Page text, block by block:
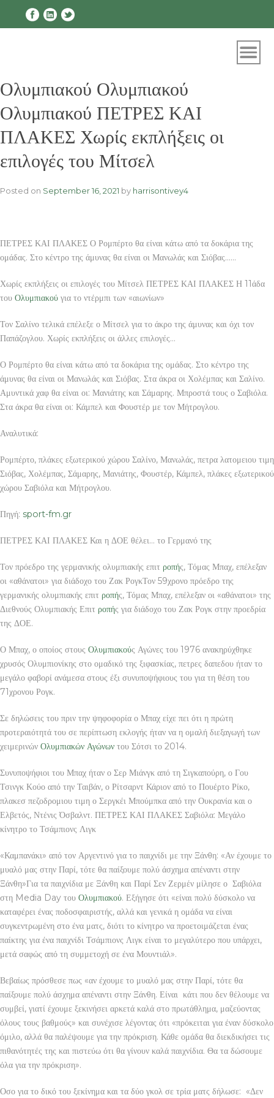
Ολυμπιακού Ολυμπιακού
Ολυμπιακού ΠΕΤΡΕΣ ΚΑΙ
ΠΛΑΚΕΣ Χωρίς εκπλήξεις οι
επιλογές του Μίτσελ
Posted on September 16, 2021 by harrisontivey4
ΠΕΤΡΕΣ ΚΑΙ ΠΛΑΚΕΣ Ο Ρομπέρτο θα είναι κάτω από τα δοκάρια της
ομάδας. Στο κέντρο της άμυνας θα είναι οι Μανωλάς και Σιόβας……
Χωρίς εκπλήξεις οι επιλογές του Μίτσελ ΠΕΤΡΕΣ ΚΑΙ ΠΛΑΚΕΣ Η 11άδα
του Ολυμπιακού για το ντέρμπι των «αιωνίων»
Τον Σαλίνο τελικά επέλεξε ο Μίτσελ για το άκρο της άμυνας και όχι τον
Παπάζογλου. Χωρίς εκπλήξεις οι άλλες επιλογές…
Ο Ρομπέρτο θα είναι κάτω από τα δοκάρια της ομάδας. Στο κέντρο της
άμυνας θα είναι οι Μανωλάς και Σιόβας. Στα άκρα οι Χολέμπας και Σαλίνο.
Αμυντικά χαφ θα είναι οι: Μανιάτης και Σάμαρης. Μπροστά τους ο Σαβιόλα.
Στα άκρα θα είναι οι: Κάμπελ και Φουστέρ με τον Μήτρογλου.
Αναλυτικά:
Ρομπέρτο, πλάκες εξωτερικού χώρου Σαλίνο, Μανωλάς, πετρα λατομειου τιμη
Σιόβας, Χολέμπας, Σάμαρης, Μανιάτης, Φουστέρ, Κάμπελ, πλάκες εξωτερικού
χώρου Σαβιόλα και Μήτρογλου.
Πηγή: sport-fm.gr
ΠΕΤΡΕΣ ΚΑΙ ΠΛΑΚΕΣ Και η ΔΟΕ θέλει… το Γερμανό της
Τον πρόεδρο της γερμανικής ολυμπιακής επιτ ροπής, Τόμας Μπαχ, επέλεξαν
οι «αθάνατοι» για διάδοχο του Ζακ ΡογκΤον 59χρονο πρόεδρο της
γερμανικής ολυμπιακής επιτ ροπής, Τόμας Μπαχ, επέλεξαν οι «αθάνατοι» της
Διεθνούς Ολυμπιακής Επιτ ροπής για διάδοχο του Ζακ Ρογκ στην προεδρία
της ΔΟΕ.
Ο Μπαχ, ο οποίος στους Ολυμπιακούς Αγώνες του 1976 ανακηρύχθηκε
χρυσός Ολυμπιονίκης στο ομαδικό της ξιφασκίας, πετρες δαπεδου ήταν το
μεγάλο φαβορί ανάμεσα στους έξι συνυποψήφιους του για τη θέση του
71χρονου Ρογκ.
Σε δηλώσεις του πριν την ψηφοφορία ο Μπαχ είχε πει ότι η πρώτη
προτεραιότητά του σε περίπτωση εκλογής ήταν να η ομαλή διεξαγωγή των
χειμερινών Ολυμπιακών Αγώνων του Σότσι το 2014.
Συνυποψήφιοι του Μπαχ ήταν ο Σερ Μιάνγκ από τη Σιγκαπούρη, ο Γου
Τσινγκ Κούο από την Ταιβάν, ο Ρίτσαρντ Κάριον από το Πουέρτο Ρίκο,
πλακεσ πεζοδρομιου τιμη ο Σεργκέι Μπούμπκα από την Ουκρανία και ο
Ελβετός, Ντένις Όσβαλντ. ΠΕΤΡΕΣ ΚΑΙ ΠΛΑΚΕΣ Σαβιόλα: Μεγάλο
κίνητρο το Τσάμπιονς Λιγκ
«Καμπανάκι» από τον Αργεντινό για το παιχνίδι με την Ξάνθη: «Αν έχουμε το
μυαλό μας στην Παρί, τότε θα παίξουμε πολύ άσχημα απέναντι στην
Ξάνθη»Για τα παιχνίδια με Ξάνθη και Παρί Σεν Ζερμέν μίλησε ο Σαβιόλα
στη Media Day του Ολυμπιακού. Εξήγησε ότι «είναι πολύ δύσκολο να
καταφέρει ένας ποδοσφαιριστής, αλλά και γενικά η ομάδα να είναι
συγκεντρωμένη στο ένα ματς, διότι το κίνητρο να προετοιμάζεται ένας
παίκτης για ένα παιχνίδι Τσάμπιονς Λιγκ είναι το μεγαλύτερο που υπάρχει,
μετά σαφώς από τη συμμετοχή σε ένα Μουντιάλ».
Βεβαίως πρόσθεσε πως «αν έχουμε το μυαλό μας στην Παρί, τότε θα
παίξουμε πολύ άσχημα απέναντι στην Ξάνθη. Είναι κάτι που δεν θέλουμε να
συμβεί, γιατί έχουμε ξεκινήσει αρκετά καλά στο πρωτάθλημα, μαζεύοντας
όλους τους βαθμούς» και συνέχισε λέγοντας ότι «πρόκειται για έναν δύσκολο
όμιλο, αλλά θα παλέψουμε για την πρόκριση. Κάθε ομάδα θα διεκδικήσει τις
πιθανότητές της και πιστεύω ότι θα γίνουν καλά παιχνίδια. Θα τα δώσουμε
όλα για την πρόκριση».
Οσο για το δικό του ξεκίνημα και τα δύο γκολ σε τρία ματς δήλωσε: «Δεν